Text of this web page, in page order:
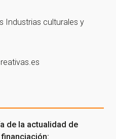
Industrias culturales y
de la actualidad de